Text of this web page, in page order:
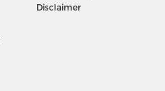
Disclaimer